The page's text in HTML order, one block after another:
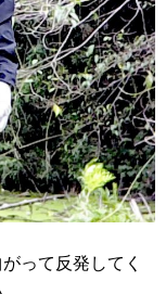
って反発してく